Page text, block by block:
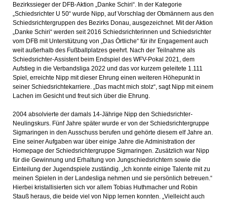
Bezirkssieger der DFB-Aktion „Danke Schiri“. In der Kategorie
„Schiedsrichter U 50“ wurde Nipp, auf Vorschlag der Obmännern aus den
Schiedsrichtergruppen des Bezirks Donau, ausgezeichnet. Mit der Aktion
„Danke Schiri“ werden seit 2016 Schiedsrichterinnen und Schiedsrichter
vom DFB mit Unterstützung von „Das Örtliche“ für ihr Engagement auch
weit außerhalb des Fußballplatzes geehrt. Nach der Teilnahme als
Schiedsrichter-Assistent beim Endspiel des WFV-Pokal 2021, dem
Aufstieg in die Verbandsliga 2022 und das vor kurzem geleitete 1.111
Spiel, erreichte Nipp mit dieser Ehrung einen weiteren Höhepunkt in
seiner Schiedsrichtekarriere. „Das macht mich stolz“, sagt Nipp mit einem
Lachen im Gesicht und freut sich über die Ehrung.
2004 absolvierte der damals 14-Jährige Nipp den Schiedsrichter-
Neulingskurs. Fünf Jahre später wurde er von der Schiedsrichtergruppe
Sigmaringen in den Ausschuss berufen und gehörte diesem elf Jahre an.
Eine seiner Aufgaben war über einige Jahre die Administration der
Homepage der Schiedsrichtergruppe Sigmaringen. Zusätzlich war Nipp
für die Gewinnung und Erhaltung von Jungschiedsrichtern sowie die
Einteilung der Jugendspiele zuständig. „Ich konnte einige Talente mit zu
meinen Spielen in der Landesliga nehmen und sie persönlich betreuen.“
Hierbei kristallisierten sich vor allem Tobias Huthmacher und Robin
Stauß heraus, die beide viel von Nipp lernen konnten. „Vielleicht auch